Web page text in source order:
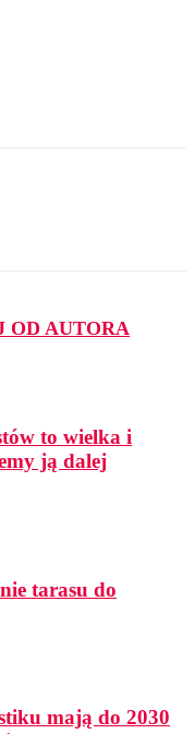
OD AUTORA
to wielka i
ją dalej
tarasu do
mają do 2030